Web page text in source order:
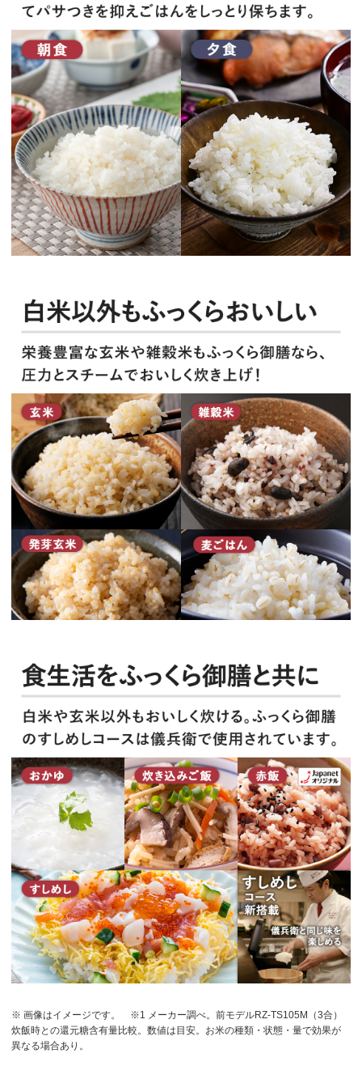
※ 画像はイメージです。
※1 メーカー調べ。前モデルRZ-TS105M（3合）
炊飯時との還元糖含有量比較。数値は目安。お米の種類・状態・量で効果が
異なる場合あり。